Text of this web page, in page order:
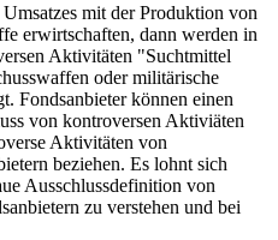
mit der Produktion von
erwirtschaften, dann werden in
Aktivitäten "Suchtmittel
oder militärische
Fondsanbieter können einen
von kontroversen Aktiviäten
Aktivitäten von
beziehen. Es lohnt sich
Ausschlussdefinition von
zu verstehen und bei